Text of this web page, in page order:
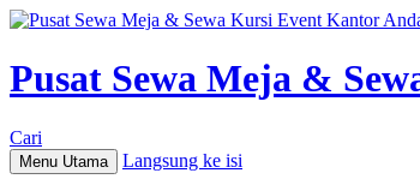
Pusat Sewa Meja &
Cari
Menu Utama Langsung ke isi